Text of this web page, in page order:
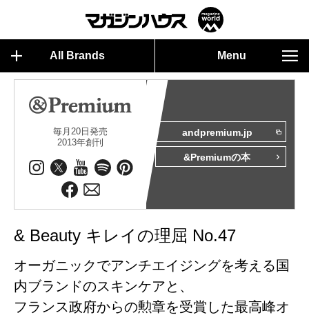
All Brands Menu
毎月20日発売
2013年創刊
andpremium.jp
&Premiumの本
& Beauty キレイの理屈 No.47
オーガニックでアンチエイジングを考える国
内ブランドのスキンケアと、
フランス政府からの勲章を受賞した最高峰オ